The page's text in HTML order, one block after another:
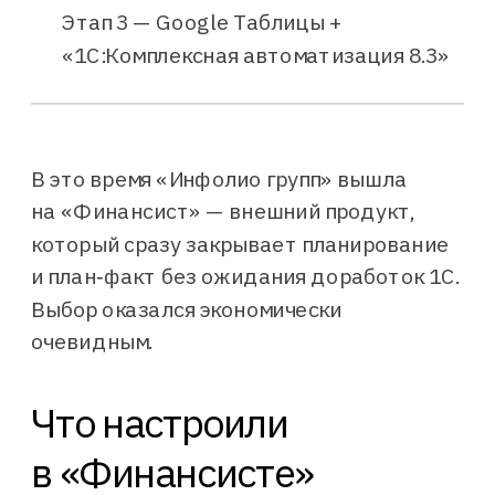
Этап 3 — Google Таблицы +
«1С:Комплексная автоматизация 8.3»
В это время «Инфолио групп» вышла
на «Финансист» — внешний продукт,
который сразу закрывает планирование
и план‑факт без ожидания доработок 1С.
Выбор оказался экономически
очевидным.
Что настроили
в «Финансисте»
Дашборд руководителя